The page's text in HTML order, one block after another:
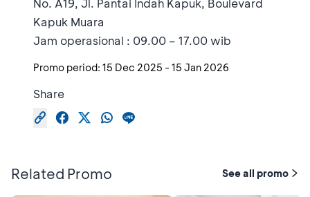
No. A19, Jl. Pantai Indah Kapuk, Boulevard
Kapuk Muara
Jam operasional : 09.00 – 17.00 wib
Promo period: 15 Dec 2025 - 15 Jan 2026
Share
Related Promo See all promo